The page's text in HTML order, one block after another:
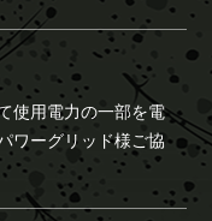
使用電力の一部を電
ワーグリッド様ご協